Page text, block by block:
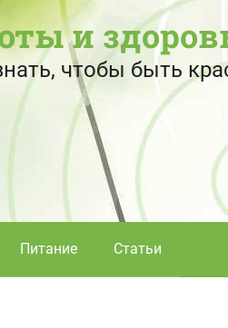
и
чтобы быть
Питание Статьи